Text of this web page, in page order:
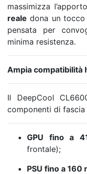
massimizza
reale dona un
pensata per
minima resistenza.
Ampia compatibilità
Il DeepCool
componenti di fascia
GPU fino a
frontale);
PSU fino a 160